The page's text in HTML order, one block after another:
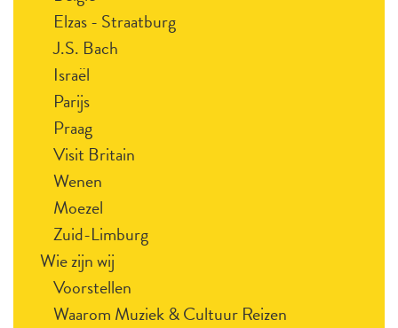
Elzas - Straatburg
J.S. Bach
Israël
Parijs
Praag
Visit Britain
Wenen
Moezel
Zuid-Limburg
Wie zijn wij
Voorstellen
Waarom Muziek & Cultuur Reizen